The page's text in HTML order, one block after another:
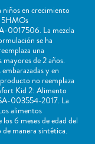
en crecimiento
5HMOs
0017506. La mezcla
se ha
una
de 2 años.
y en
no reemplaza
Kid 2: Alimento
003554-2017. La
alimentos
6 meses de edad del
manera sintética.